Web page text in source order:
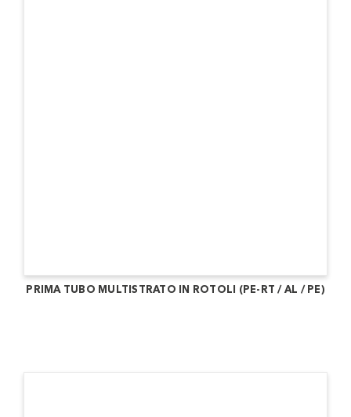
PRIMA TUBO MULTISTRATO IN ROTOLI (PE-RT / AL / PE)